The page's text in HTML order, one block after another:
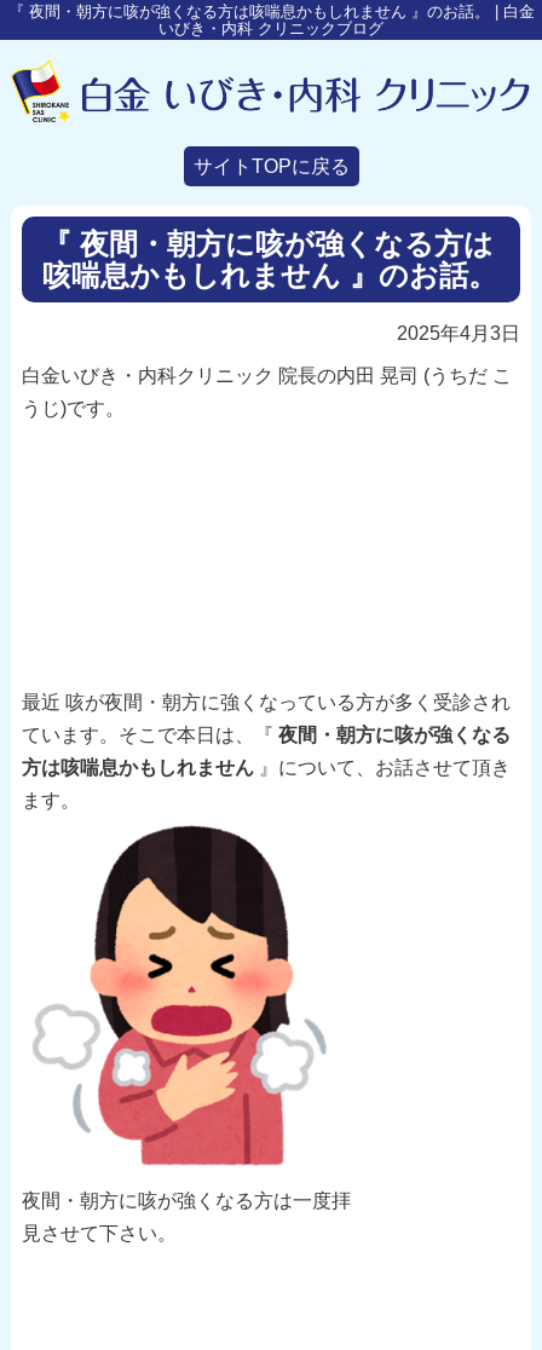
『 夜間・朝方に咳が強くなる方は咳喘息かもしれません 』のお話。 | 白金
いびき・内科 クリニックブログ
サイトTOPに戻る
『 夜間・朝方に咳が強くなる方は
咳喘息かもしれません 』のお話。
2025年4月3日
白金いびき・内科クリニック 院長の内田 晃司 (うちだ こ
うじ)です。
最近 咳が夜間・朝方に強くなっている方が多く受診され
ています。そこで本日は、『 夜間・朝方に咳が強くなる
方は咳喘息かもしれません』について、お話させて頂き
ます。
夜間・朝方に咳が強くなる方は一度拝
見させて下さい。